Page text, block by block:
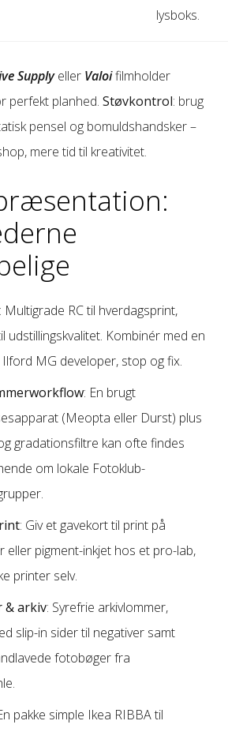
lysboks.
Supplyeller Valoifilmholder
perfekt planhed. Støvkontrol: brug
pensel og bomuldshandsker –
mere tid til kreativitet.
: Multigrade RC til hverdagsprint,
udstillingskvalitet. Kombinér med en
MG developer, stop og fix.
: En brugt
(Meopta eller Durst) plus
gradationsfiltre kan ofte findes
om lokale Fotoklub-
: Giv et gavekort til print på
eller pigment-inkjet hos et pro-lab,
printer selv.
& arkiv: Syrefrie arkivlommer,
slip-in sider til negativer samt
fotobøger fra
pakke simple Ikea RIBBA til